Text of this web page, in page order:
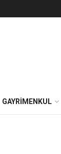
GAYRIMENKUL